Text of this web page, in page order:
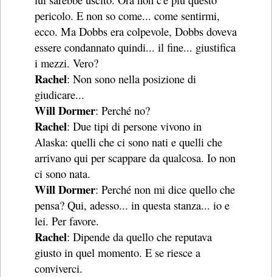
pericolo. E non so come... come sentirmi,
ecco. Ma Dobbs era colpevole, Dobbs doveva
essere condannato quindi... il fine... giustifica
i mezzi. Vero?
Rachel: Non sono nella posizione di
giudicare...
Will Dormer: Perché no?
Rachel: Due tipi di persone vivono in
Alaska: quelli che ci sono nati e quelli che
arrivano qui per scappare da qualcosa. Io non
ci sono nata.
Will Dormer: Perché non mi dice quello che
pensa? Qui, adesso... in questa stanza... io e
lei. Per favore.
Rachel: Dipende da quello che reputava
giusto in quel momento. E se riesce a
conviverci.